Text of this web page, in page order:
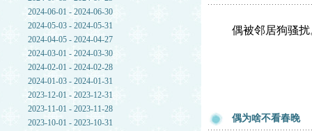
2024-06-01 - 2024-06-30
2024-05-03 - 2024-05-31
2024-04-05 - 2024-04-27
2024-03-01 - 2024-03-30
2024-02-01 - 2024-02-28
2024-01-03 - 2024-01-31
2023-12-01 - 2023-12-31
2023-11-01 - 2023-11-28
2023-10-01 - 2023-10-31
偶被邻居狗骚
偶为啥不看春晚